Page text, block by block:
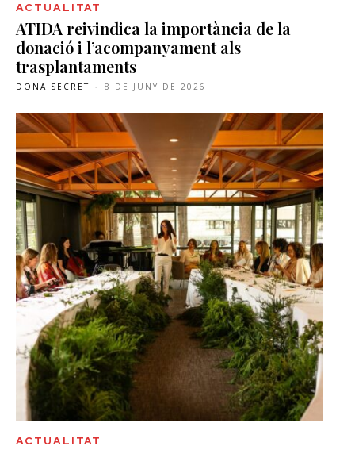
ACTUALITAT
ATIDA reivindica la importància de la
donació i l’acompanyament als
trasplantaments
DONA SECRET - 8 DE JUNY DE 2026
ACTUALITAT